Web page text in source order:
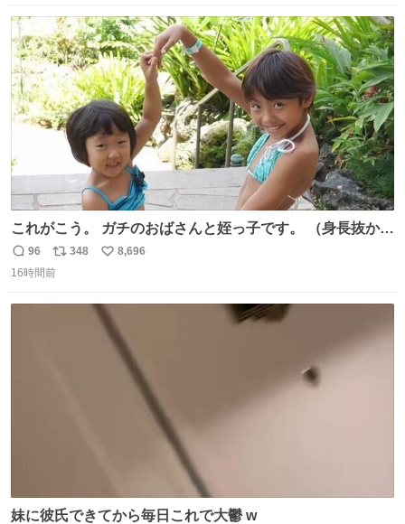
ト
数
数
これがこう。 ガチのおばさんと姪っ子です。 （身長抜かさ
返
信
96
リ
ポ
348
い
数
8,696
16時間前
妹に彼氏できてから毎日これで大鬱 w